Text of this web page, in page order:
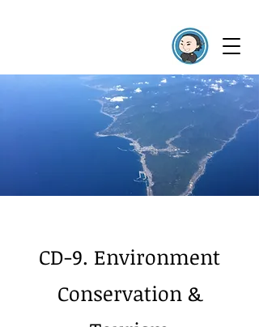
CD-9. Environment
Conservation &